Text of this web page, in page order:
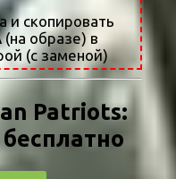
и скопировать
образе) в
(с заменой)
Patriots: